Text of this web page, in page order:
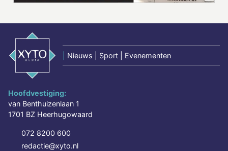
Nieuws | Sport | Evenementen
Hoofdvestiging:
van Benthuizenlaan 1
1701 BZ Heerhugowaard
072 8200 600
redactie@xyto.nl